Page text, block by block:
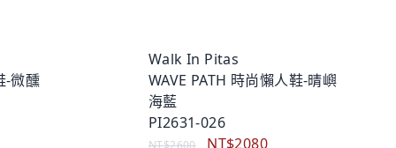
-微醺
Walk In Pitas
WAVE PATH 時尚懶人鞋-晴嶼
海藍
PI2631-026
NT$2600 NT$2080